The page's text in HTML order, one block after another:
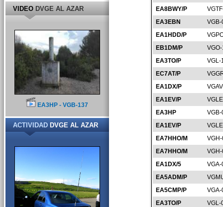
EA8BWY/P
EA3EBN
EA1HDD/P
EB1DM/P
EA3TO/P
VGL-
EC7AT/P
EA1DX/P
EA1EV/P
EA3HP
EA1EV/P
EA7HHO/M
EA7HHO/M
EA1DX/5
EA5ADM/P
EA5CMP/P
EA3TO/P
VGL-
VIDEODVGE AL AZAR
EA3HP - VGB-137
ACTIVIDADDVGE AL AZAR